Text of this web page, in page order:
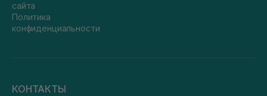
сайта
Политика
конфиденциальности
КОНТАКТЫ